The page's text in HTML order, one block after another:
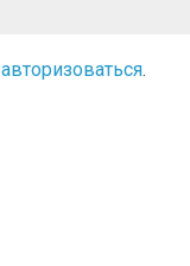
авторизоваться.